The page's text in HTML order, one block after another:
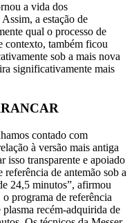
a vida dos
a estação de
qual o processo de
contexto, também ficou
sob a mais nova
significativamente mais
contado com
à versão mais antiga
transparente e apoiado
de antemão sob a
24,5 minutos”, afirmou
programa de referência
recém-adquirida de